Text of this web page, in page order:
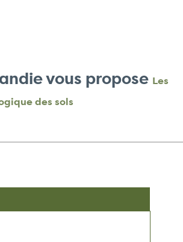
vous propose Les
des sols